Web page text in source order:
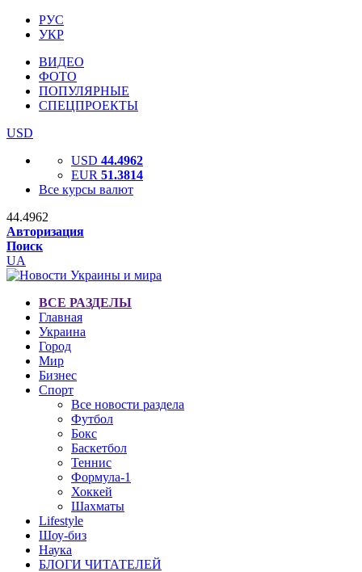
РУС
УКР
ВИДЕО
ФОТО
ПОПУЛЯРНЫЕ
СПЕЦПРОЕКТЫ
USD
USD 44.4962
EUR 51.3814
Все курсы валют
44.4962
Авторизация
Поиск
UA
ВСЕ РАЗДЕЛЫ
Главная
Украина
Город
Мир
Бизнес
Спорт
Все новости раздела
Футбол
Бокс
Баскетбол
Теннис
Формула-1
Хоккей
Шахматы
Lifestyle
Шоу-биз
Наука
БЛОГИ ЧИТАТЕЛЕЙ